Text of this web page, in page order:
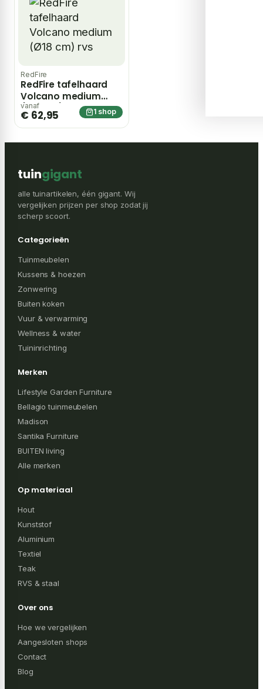
RedFire
RedFire tafelhaard
Volcano medium
(Ø18 cm) rvs
vanaf
€ 62,95 1 shop
tuingigant
alle tuinartikelen, één gigant. Wij
vergelijken prijzen per shop zodat jij
scherp scoort.
Categorieën
Tuinmeubelen
Kussens & hoezen
Zonwering
Buiten koken
Vuur & verwarming
Wellness & water
Tuininrichting
Merken
Lifestyle Garden Furniture
Bellagio tuinmeubelen
Madison
Santika Furniture
BUITEN living
Alle merken
Op materiaal
Hout
Kunststof
Aluminium
Textiel
Teak
RVS & staal
Over ons
Hoe we vergelijken
Aangesloten shops
Contact
Blog